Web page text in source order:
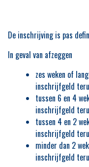
De inschrijving is pas
In geval van afzeggen
zes weken of
inschrijfgeld
tussen 6 en 4
inschrijfgeld
tussen 4 en 2
inschrijfgeld
minder dan 2
inschrijfgeld